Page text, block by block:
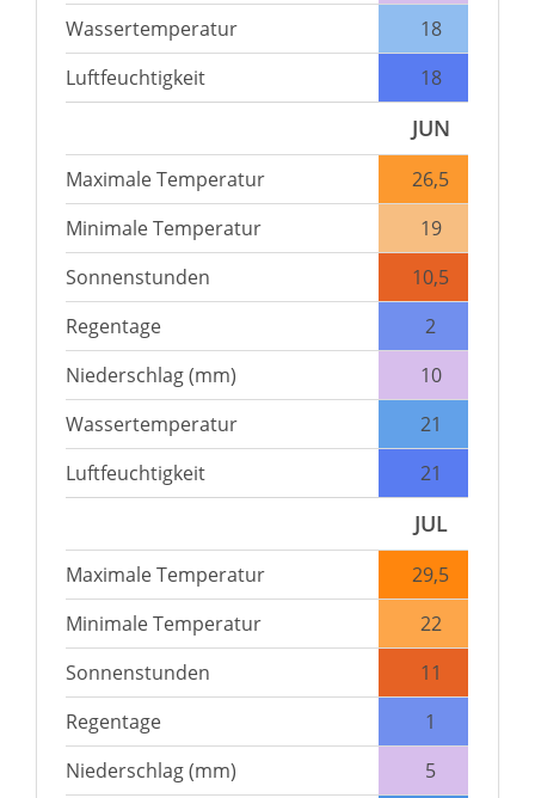
Wassertemperatur
18
Luftfeuchtigkeit
18
JUN
Maximale Temperatur
26,5
Minimale Temperatur
19
Sonnenstunden
10,5
Regentage
2
Niederschlag (mm)
10
Wassertemperatur
21
Luftfeuchtigkeit
21
JUL
Maximale Temperatur
29,5
Minimale Temperatur
22
Sonnenstunden
11
Regentage
1
Niederschlag (mm)
5